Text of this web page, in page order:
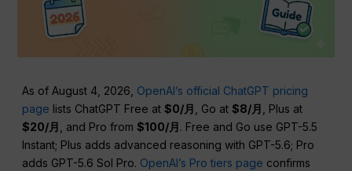
As of August 4, 2026, OpenAI’s official ChatGPT pricing
page lists ChatGPT Free at$0/月 , Go at$8/月
, Plus at
$20/月
, and Pro from$100/月. Free and Go use GPT-5.5
Instant; Plus adds advanced reasoning with GPT-5.6; Pro
adds GPT-5.6 Sol Pro. OpenAI’s Pro tiers page confirms